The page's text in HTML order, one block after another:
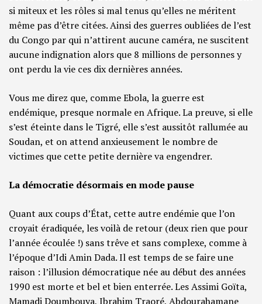
si miteux et les rôles si mal tenus qu’elles ne méritent
même pas d’être citées. Ainsi des guerres oubliées de l’est
du Congo par qui n’attirent aucune caméra, ne suscitent
aucune indignation alors que 8 millions de personnes y
ont perdu la vie ces dix dernières années.
Vous me direz que, comme Ebola, la guerre est
endémique, presque normale en Afrique. La preuve, si elle
s’est éteinte dans le Tigré, elle s’est aussitôt rallumée au
Soudan, et on attend anxieusement le nombre de
victimes que cette petite dernière va engendrer.
La démocratie désormais en mode pause
Quant aux coups d’État, cette autre endémie que l’on
croyait éradiquée, les voilà de retour (deux rien que pour
l’année écoulée !) sans trêve et sans complexe, comme à
l’époque d’Idi Amin Dada. Il est temps de se faire une
raison : l’illusion démocratique née au début des années
1990 est morte et bel et bien enterrée. Les Assimi Goïta,
Mamadi Doumbouya, Ibrahim Traoré, Abdourahamane